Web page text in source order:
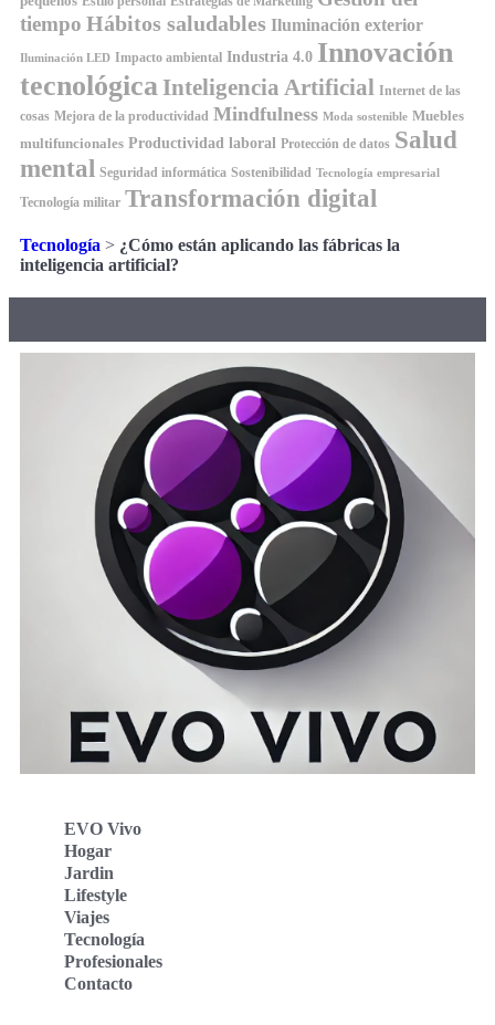
tiempo Hábitos saludables Iluminación exterior
Iluminación LED Impacto ambiental Industria 4.0 Innovación
tecnológica Inteligencia Artificial Internet de las
cosas Mejora de la productividad Mindfulness Moda sostenible Muebles
multifuncionales Productividad laboral Protección de datos Salud
mental Seguridad informática Sostenibilidad Tecnología empresarial
Tecnología militar Transformación digital
Tecnología > ¿Cómo están aplicando las fábricas la
inteligencia artificial?
EVO Vivo
Hogar
Jardin
Lifestyle
Viajes
Tecnología
Profesionales
Contacto